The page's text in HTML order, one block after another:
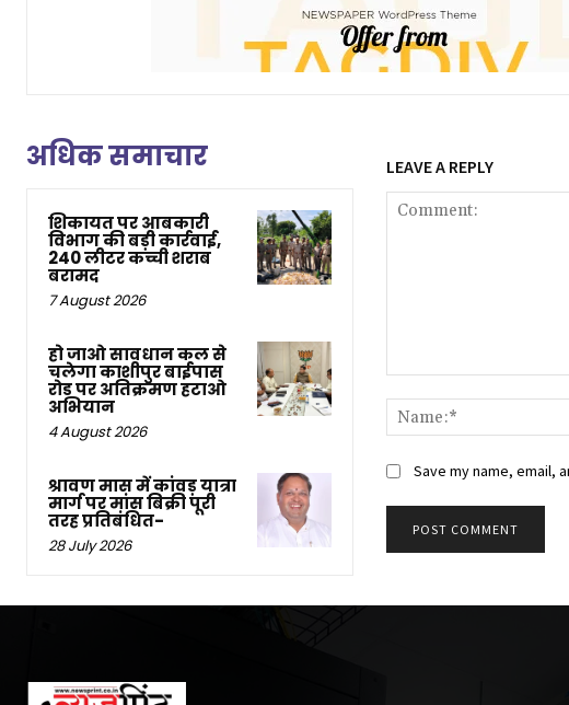
अधिक समाचार
शिकायत पर आबकारी
विभाग की बड़ी कार्रवाई,
240 लीटर कच्ची शराब
बरामद
7 August 2026
हो जाओ सावधान कल से
चलेगा काशीपुर बाईपास
रोड पर अतिक्रमण हटाओ
अभियान
4 August 2026
श्रावण मास में कांवड़ यात्रा
मार्ग पर मांस बिक्री पूरी
तरह प्रतिबंधित-
28 July 2026
LEAVE A REPLY
Save my name, email,